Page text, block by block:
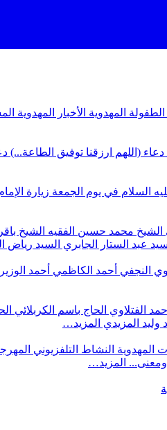
الطفولة المهدوية الأخبار المهدوية
دعاء (اللهم ارزقنا توفيق الطاعة...)
السلام في يوم الجمعة زيارة
الشيخ محمد حسين الفقيه الشيخ
عبد الستار الجابري السيد رياض
النجفي أحمد الكاظمي أحمد الوزير
أحمد الفتلاوي الحاج باسم الكربلائي
وليد المزيدي المزيد…
المهدوية النشاط التلفزيوني
المزيد…